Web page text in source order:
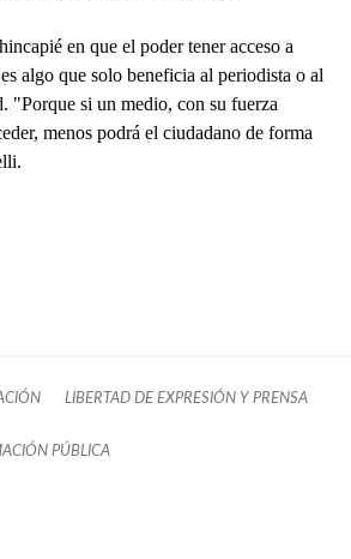
en que el poder tener acceso a
algo que solo beneficia al periodista o al
"Porque si un medio, con su fuerza
menos podrá el ciudadano de forma
LIBERTAD DE EXPRESIÓN Y PRENSA
PÚBLICA